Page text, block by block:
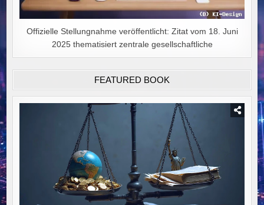
Offizielle Stellungnahme veröffentlicht: Zitat vom 18. Juni
2025 thematisiert zentrale gesellschaftliche
FEATURED BOOK